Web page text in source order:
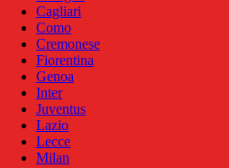
Cagliari
Como
Cremonese
Fiorentina
Genoa
Inter
Juventus
Lazio
Lecce
Milan